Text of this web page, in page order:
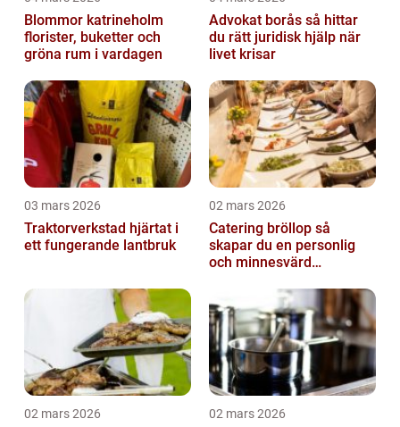
Blommor katrineholm
florister, buketter och
gröna rum i vardagen
Advokat borås så hittar
du rätt juridisk hjälp när
livet krisar
03 mars 2026
Traktorverkstad hjärtat i
ett fungerande lantbruk
02 mars 2026
Catering bröllop så
skapar du en personlig
och minnesvärd
02 mars 2026 02 mars 2026